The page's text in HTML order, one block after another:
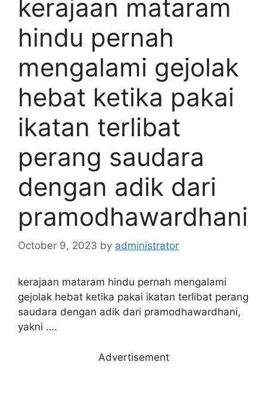
kerajaan mataram
hindu pernah
mengalami gejolak
hebat ketika pakai
ikatan terlibat
perang saudara
dengan adik dari
pramodhawardhani
October 9, 2023 by administrator
kerajaan mataram hindu pernah mengalami
gejolak hebat ketika pakai ikatan terlibat perang
saudara dengan adik dari pramodhawardhani,
yakni ….
Advertisement